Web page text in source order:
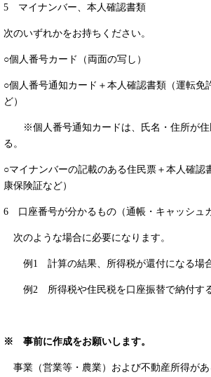
5 マイナンバー、本人確認書類
次のいずれかをお持ちください。
○個人番号カード（両面の写し）
○個人番号通知カード＋本人確認書類（運転免
ど）
※個人番号通知カードは、氏名・住所が住
る。
○マイナンバーの記載のある住民票＋本人確認
康保険証など）
6 口座番号が分かるもの（通帳・キャッシュ
次のような場合に必要になります。
例1 計算の結果、所得税が還付になる場
例2 所得税や住民税を口座振替で納付す
※ 事前に作成をお願いします。
事業（営業等・農業）および不動産所得が